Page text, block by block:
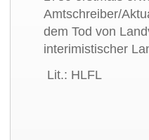
Amtschreiber/
dem Tod von
interimistischer
Lit.: HLFL